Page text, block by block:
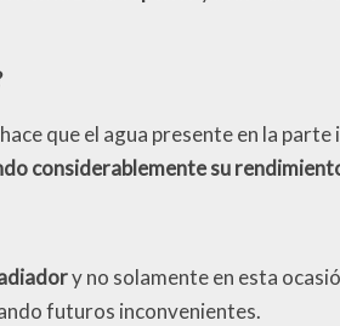
que el agua presente en la
considerablemente su
y no solamente en esta
futuros inconvenientes.